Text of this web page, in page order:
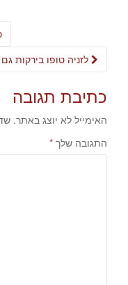
כתיבת תגובה
האימייל לא יוצג באתר.
התגובה שלך *